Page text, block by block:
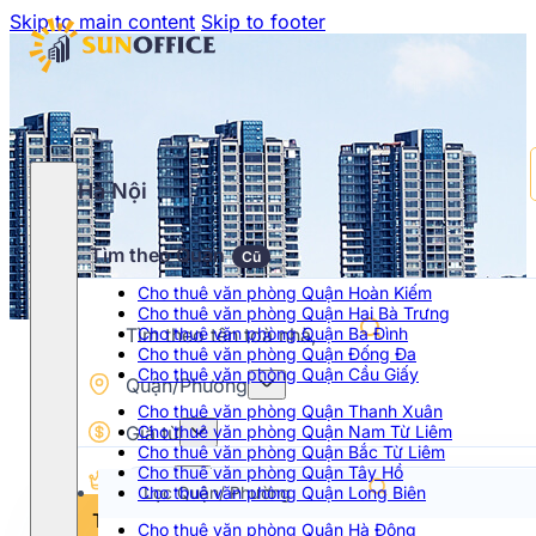
Skip to main content Skip to footer
Hà Nội
Tìm theo Quận Cũ
Cho thuê văn phòng Quận Hoàn Kiếm
Cho thuê văn phòng Quận Hai Bà Trưng
Cho thuê văn phòng Quận Ba Đình
Cho thuê văn phòng Quận Đống Đa
Cho thuê văn phòng Quận Cầu Giấy
Cho thuê văn phòng Quận Thanh Xuân
Cho thuê văn phòng Quận Nam Từ Liêm
Cho thuê văn phòng Quận Bắc Từ Liêm
Cho thuê văn phòng Quận Tây Hồ
Cho thuê văn phòng Quận Long Biên
Cho thuê văn phòng Quận Hà Đông
Quận/Phường
Giá từ
Hạng
Tìm kiếm